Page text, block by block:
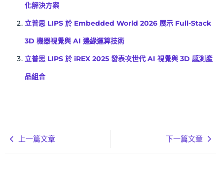
化解決方案
立普思 LIPS 於 Embedded World 2026 展示 Full-Stack
3D 機器視覺與 AI 邊緣運算技術
立普思 LIPS 於 iREX 2025 發表次世代 AI 視覺與 3D 感測產
品組合
上一篇文章 下一篇文章